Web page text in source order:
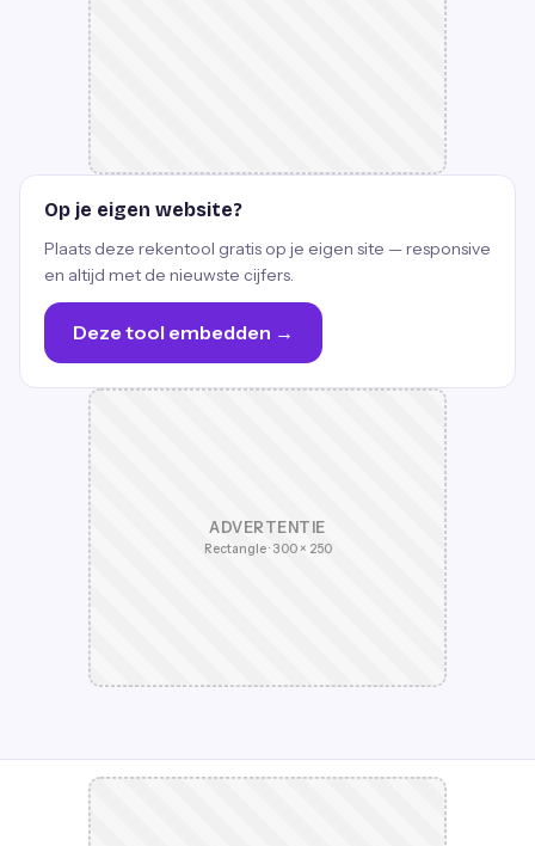
Op je eigen website?
Plaats deze rekentool gratis op je eigen site — responsive
en altijd met de nieuwste cijfers.
Deze tool embedden →
ADVERTENTIE
Rectangle · 300 × 250